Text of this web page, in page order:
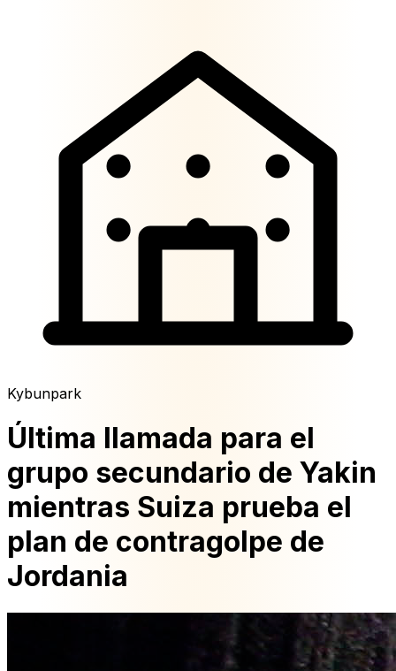
Kybunpark
Última llamada para el
grupo secundario de Yakin
mientras Suiza prueba el
plan de contragolpe de
Jordania